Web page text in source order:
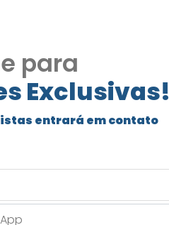
para
Exclusivas!
entrará em contato